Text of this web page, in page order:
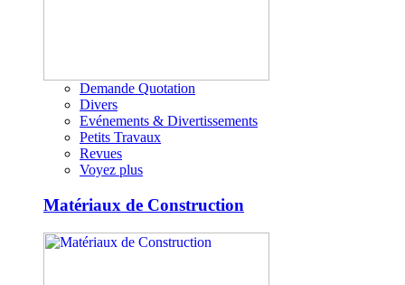
Demande Quotation
Divers
Evénements & Divertissements
Petits Travaux
Revues
Voyez plus
Matériaux de Construction